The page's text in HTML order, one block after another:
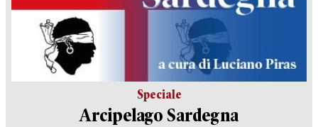
Speciale
Arcipelago Sardegna